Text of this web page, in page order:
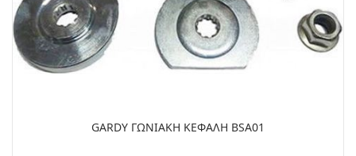
GARDY ΓΩΝΙΑΚΗ ΚΕΦΑΛΗ BSA01